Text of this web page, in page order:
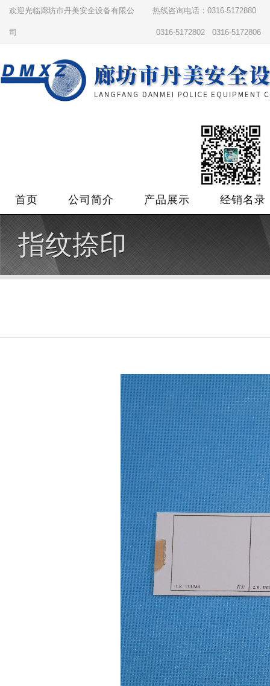
欢迎光临廊坊市丹美安全设备有限公
司
热线咨询电话：0316-5172880
0316-5172802 0316-5172806
首页 公司简介 产品展示 经销名录
指纹捺印